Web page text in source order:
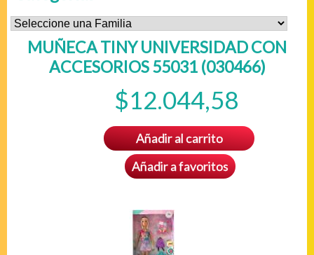
MUÑECA TINY UNIVERSIDAD CON
ACCESORIOS 55031 (030466)
$12.044,58
Añadir al carrito
Añadir a favoritos